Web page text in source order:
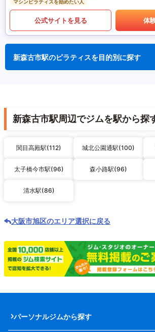
マシンピラティスを始めたい人
公式サイトを見る 体
新森古市駅のピラティスを目的別に探す
新森古市駅周辺でジムを駅から探
関目高殿駅(112) 城北公園通駅(100)
太子橋今市駅(96) 森小路駅(96)
清水駅(86)
大阪市旭区のエリア選択に戻る
パーソナルジムから探す